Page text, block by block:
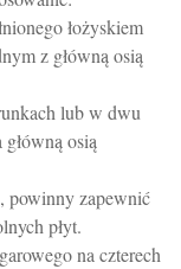
łożyskiem
z główną osią
lub w dwu
osią
powinny zapewnić
płyt.
na czterech